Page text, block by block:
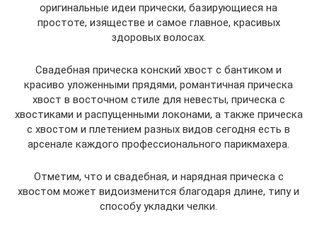
оригинальные идеи прически, базирующиеся на
простоте, изяществе и самое главное, красивых
здоровых волосах.
Свадебная прическа конский хвост с бантиком и
красиво уложенными прядями, романтичная прическа
хвост в восточном стиле для невесты, прическа с
хвостиками и распущенными локонами, а также прическа
с хвостом и плетением разных видов сегодня есть в
арсенале каждого профессионального парикмахера.
Отметим, что и свадебная, и нарядная прическа с
хвостом может видоизменится благодаря длине, типу и
способу укладки челки.